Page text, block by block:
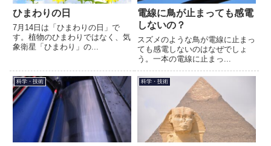
ひまわりの日
7月14日は「ひまわりの日」で
す。植物のひまわりではなく、気
象衛星「ひまわり」の...
電線に鳥が止まっても感電
しないの？
スズメのような鳥が電線に止まっ
ても感電しないのはなぜでしょ
う。一本の電線に止まっ...
科学・技術 科学・技術